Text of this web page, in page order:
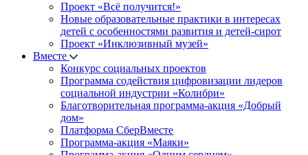
Проект «Всё получится!»
Новые образовательные практики в интересах
детей с особенностями развития и детей-сирот
Проект «Инклюзивный музей»
Вместе
Конкурс социальных проектов
Программа содействия цифровизации лидеров
социальной индустрии «Колибри»
Благотворительная программа-акция «Добрый
дом»
Платформа СберВместе
Программа-акция «Маяки»